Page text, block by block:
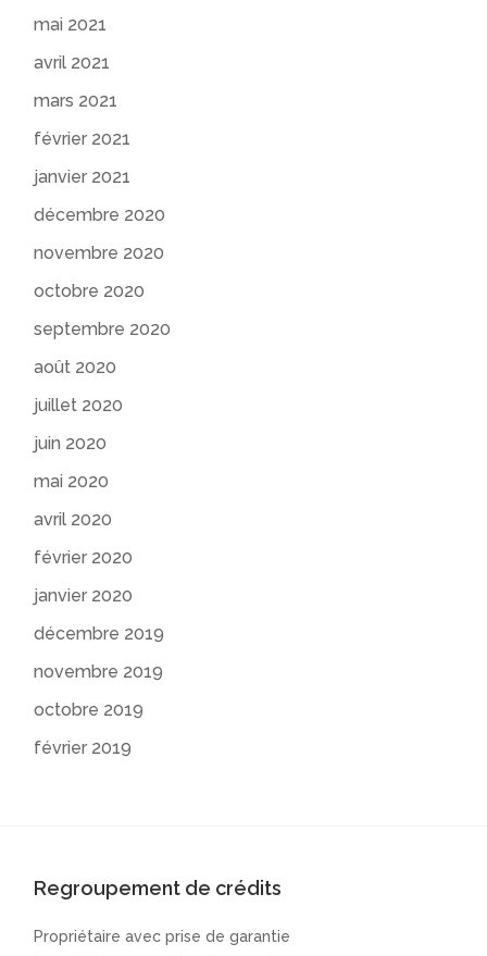
mai 2021
avril 2021
mars 2021
février 2021
janvier 2021
décembre 2020
novembre 2020
octobre 2020
septembre 2020
août 2020
juillet 2020
juin 2020
mai 2020
avril 2020
février 2020
janvier 2020
décembre 2019
novembre 2019
octobre 2019
février 2019
Regroupement de crédits
Propriétaire avec prise de garantie